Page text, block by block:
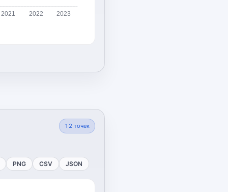
2021 2022 2023
12 точек
PNG CSV JSON